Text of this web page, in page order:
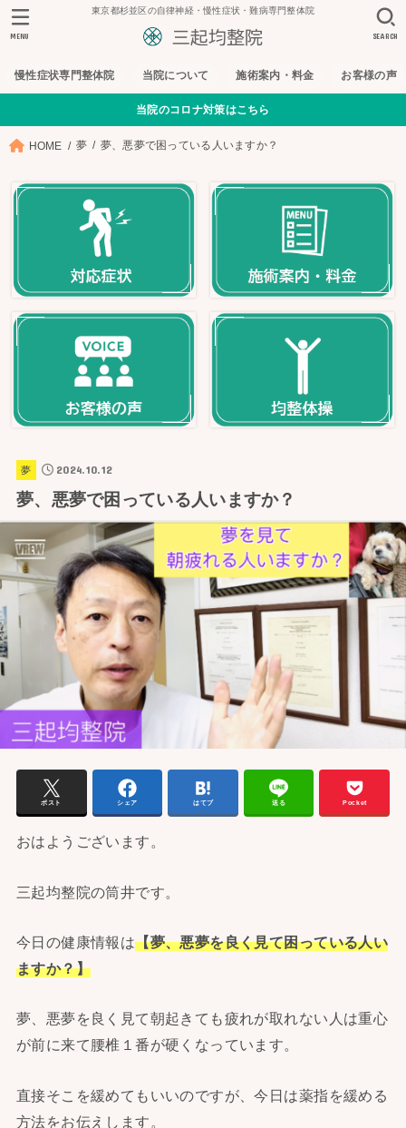
東京都杉並区の自律神経・慢性症状・難病専門整体院
慢性症状専門整体院 当院について 施術案内・料金 お客様の声
SEARCH
MENU
当院のコロナ対策はこちら
HOME 夢 夢、悪夢で困っている人いますか？
夢 2024.10.12
夢、悪夢で困っている人いますか？
ポスト シェア はてブ 送る Pocket
おはようございます。
三起均整院の筒井です。
今日の健康情報は【夢、悪夢を良く見て困っている人い
ますか？】
夢、悪夢を良く見て朝起きても疲れが取れない人は重心
が前に来て腰椎１番が硬くなっています。
直接そこを緩めてもいいのですが、今日は薬指を緩める
方法をお伝えします。